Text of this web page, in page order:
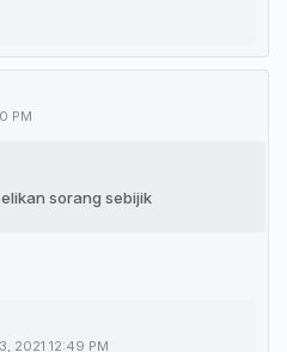
PM
sorang sebijik
2021 12:49 PM